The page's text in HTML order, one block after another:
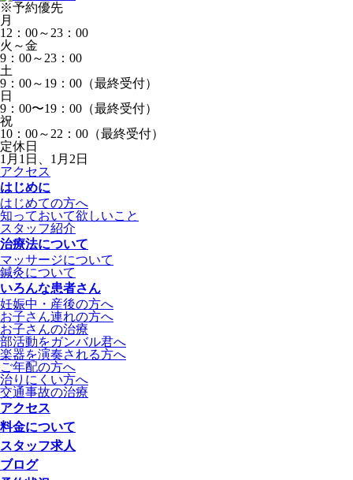
※予約優先
月
12：00～23：00
火～金
9：00～23：00
土
9：00～19：00（最終受付）
日
9：00〜19：00（最終受付）
祝
10：00～22：00（最終受付）
定休日
1月1日、1月2日
アクセス
はじめに
はじめての方へ
知っておいて欲しいこと
スタッフ紹介
治療法について
マッサージについて
鍼灸について
いろんな患者さん
妊娠中・産後の方へ
お子さん連れの方へ
お子さんの治療
部活動をガンバル君へ
楽器を演奏される方へ
ご年配の方へ
治りにくい方へ
交通事故の治療
アクセス
料金について
スタッフ求人
ブログ